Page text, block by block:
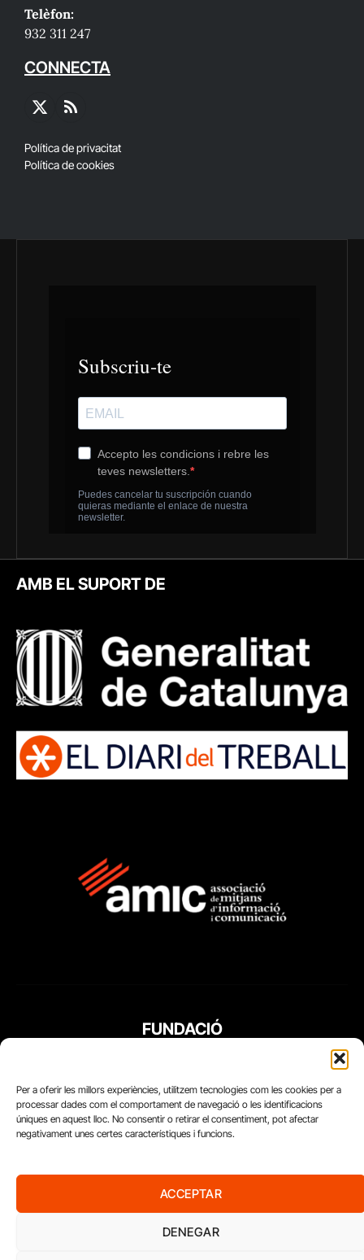
Per a oferir les millors experiències, utilitzem tecnologies com les cookies per a
processar dades com el comportament de navegació o les identificacions
úniques en aquest lloc. No consentir o retirar el consentiment, pot afectar
negativament unes certes característiques i funcions.
ACCEPTAR
DENEGAR
Telèfon:
932 311 247
CONNECTA
X
RSS
Política de privacitat
Política de cookies
AMB EL SUPORT DE
FUNDACIÓ